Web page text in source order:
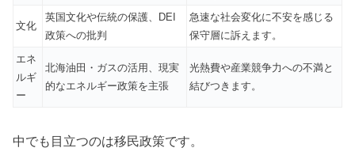
文化
英国文化や伝統の保護、DEI
政策への批判
急速な社会変化に不安を感じる
保守層に訴えます。
エネ
ルギ
ー
北海油田・ガスの活用、現実
的なエネルギー政策を主張
光熱費や産業競争力への不満と
結びつきます。
中でも目立つのは移民政策です。